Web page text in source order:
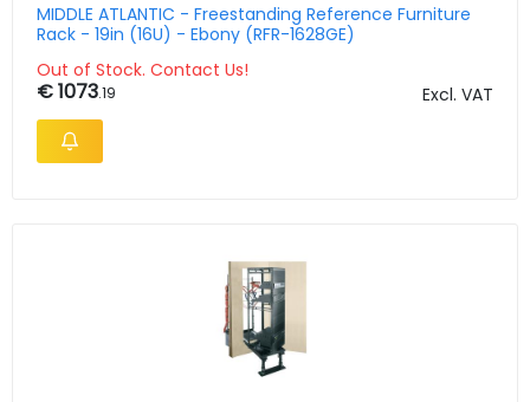
MIDDLE ATLANTIC - Freestanding Reference Furniture
Rack - 19in (16U) - Ebony (RFR-1628GE)
Out of Stock. Contact Us!
€ 1073.19 Excl. VAT